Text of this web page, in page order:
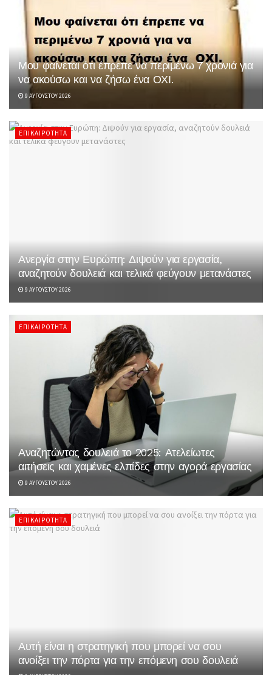
Μου φαίνεται ότι έπρεπε να περιμένω 7 χρονιά για
να ακούσω και να ζήσω ένα ΟΧΙ.
9 ΑΥΓΟΎΣΤΟΥ 2026
ΕΠΙΚΑΙΡΌΤΗΤΑ
Ανεργία στην Ευρώπη: Διψούν για εργασία,
αναζητούν δουλειά και τελικά φεύγουν μετανάστες
9 ΑΥΓΟΎΣΤΟΥ 2026
ΕΠΙΚΑΙΡΌΤΗΤΑ
Αναζητώντας δουλειά το 2025: Ατελείωτες
αιτήσεις και χαμένες ελπίδες στην αγορά εργασίας
9 ΑΥΓΟΎΣΤΟΥ 2026
ΕΠΙΚΑΙΡΌΤΗΤΑ
Αυτή είναι η στρατηγική που μπορεί να σου
ανοίξει την πόρτα για την επόμενη σου δουλειά